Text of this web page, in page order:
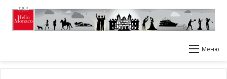
Меню